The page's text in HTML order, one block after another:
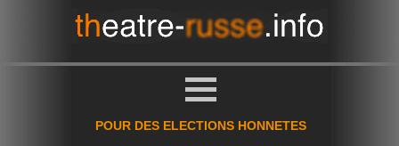
POUR DES ELECTIONS HONNETES